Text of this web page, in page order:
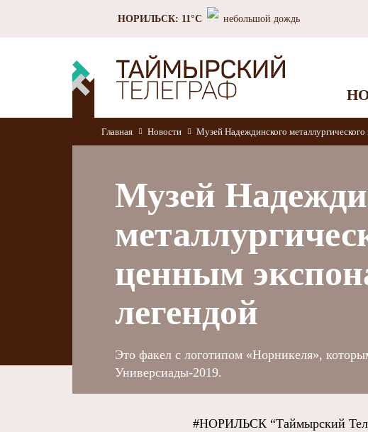
НОРИЛЬСК: 11°C небольшой дождь
Главная Новости Музей Надеждинского
Музей
ценным
легендой ​
Это факел с логотипом «Норникеля»,
Универсиады-2019.
#НОРИЛЬСК “Таймырский